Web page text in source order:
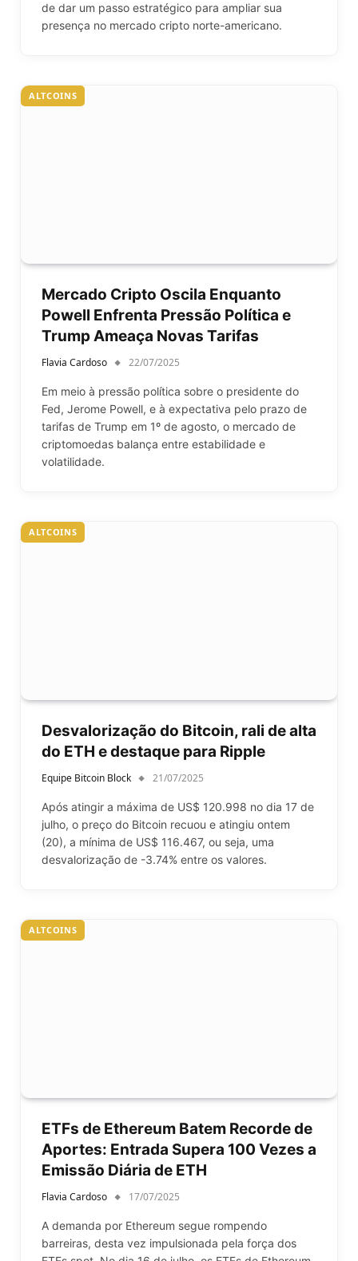
de dar um passo estratégico para ampliar sua
presença no mercado cripto norte-americano.
ALTCOINS
Mercado Cripto Oscila Enquanto
Powell Enfrenta Pressão Política e
Trump Ameaça Novas Tarifas
Flavia Cardoso 22/07/2025
Em meio à pressão política sobre o presidente do
Fed, Jerome Powell, e à expectativa pelo prazo de
tarifas de Trump em 1º de agosto, o mercado de
criptomoedas balança entre estabilidade e
volatilidade.
ALTCOINS
Desvalorização do Bitcoin, rali de alta
do ETH e destaque para Ripple
Equipe Bitcoin Block 21/07/2025
Após atingir a máxima de US$ 120.998 no dia 17 de
julho, o preço do Bitcoin recuou e atingiu ontem
(20), a mínima de US$ 116.467, ou seja, uma
desvalorização de -3.74% entre os valores.
ALTCOINS
ETFs de Ethereum Batem Recorde de
Aportes: Entrada Supera 100 Vezes a
Emissão Diária de ETH
Flavia Cardoso 17/07/2025
A demanda por Ethereum segue rompendo
barreiras, desta vez impulsionada pela força dos